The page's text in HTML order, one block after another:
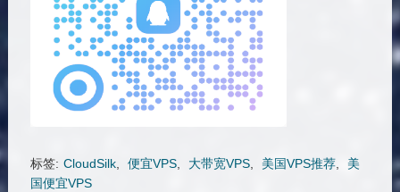
标签: CloudSilk, 便宜VPS, 大带宽VPS, 美国VPS推荐,
美
国便宜VPS